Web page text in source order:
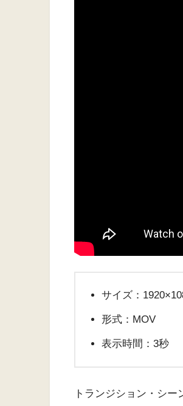
サイズ：
形式：MOV
表示時間：3秒
トランジション・シ